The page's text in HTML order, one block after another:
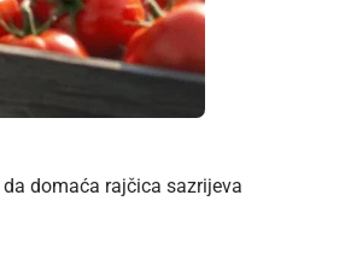
domaća rajčica sazrijeva